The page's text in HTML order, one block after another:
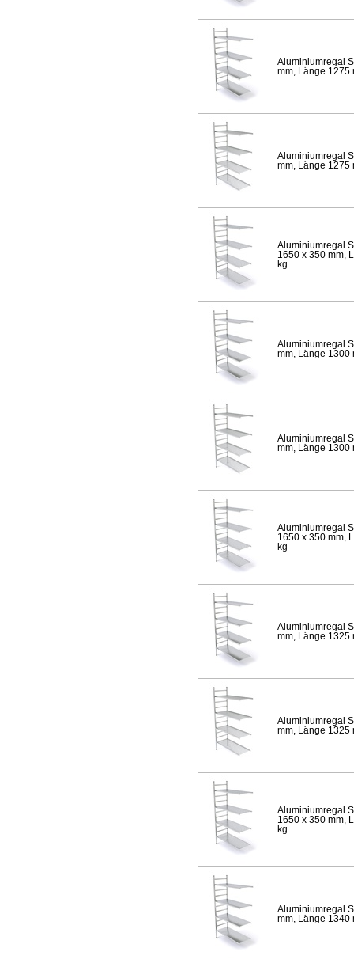
Aluminiumregal
mm, Länge 1275
Aluminiumregal
mm, Länge 1275
Aluminiumregal
1650 x 350 mm,
kg
Aluminiumregal
mm, Länge 1300
Aluminiumregal
mm, Länge 1300
Aluminiumregal
1650 x 350 mm,
kg
Aluminiumregal
mm, Länge 1325
Aluminiumregal
mm, Länge 1325
Aluminiumregal
1650 x 350 mm,
kg
Aluminiumregal
mm, Länge 1340